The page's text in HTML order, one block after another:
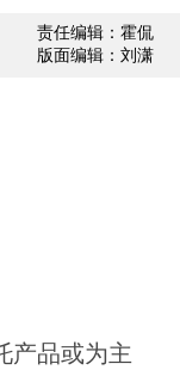
责任编辑：霍侃
版面编辑：刘潇
产品或为主